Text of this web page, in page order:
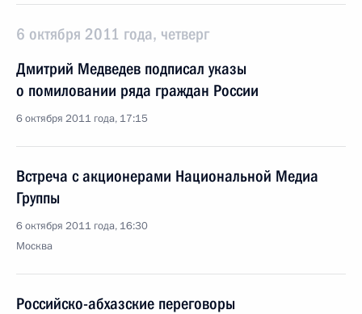
6 октября 2011 года, четверг
Дмитрий Медведев подписал указы
о помиловании ряда граждан России
6 октября 2011 года, 17:15
Встреча с акционерами Национальной Медиа
Группы
6 октября 2011 года, 16:30
Москва
Российско-абхазские переговоры